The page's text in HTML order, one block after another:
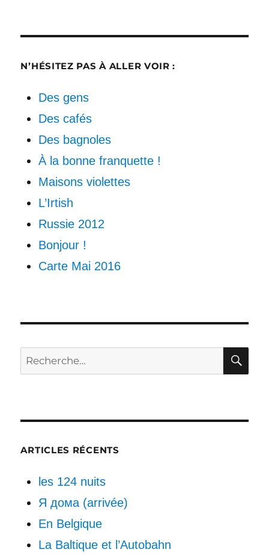
N’HÉSITEZ PAS À ALLER VOIR :
Des gens
Des cafés
Des bagnoles
À la bonne franquette !
Maisons violettes
L’Irtish
Russie 2012
Bonjour !
Carte Mai 2016
Recherche
pour :
ARTICLES RÉCENTS
les 124 nuits
Я дома (arrivée)
En Belgique
La Baltique et l’Autobahn